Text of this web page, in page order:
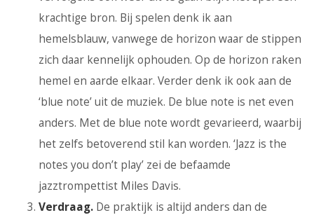
krachtige bron. Bij spelen denk ik aan
hemelsblauw, vanwege de horizon waar de stippen
zich daar kennelijk ophouden. Op de horizon raken
hemel en aarde elkaar. Verder denk ik ook aan de
‘blue note’ uit de muziek. De blue note is net even
anders. Met de blue note wordt gevarieerd, waarbij
het zelfs betoverend stil kan worden. ‘Jazz is the
notes you don’t play’ zei de befaamde
jazztrompettist Miles Davis.
Verdraag. De praktijk is altijd anders dan de